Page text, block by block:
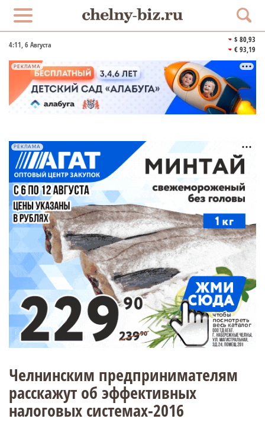
4:11, 6 Августа
$ 80,93
€ 93,19
РЕКЛАМА
РЕКЛАМА
Челнинским предпринимателям
расскажут об эффективных
налоговых системах-2016